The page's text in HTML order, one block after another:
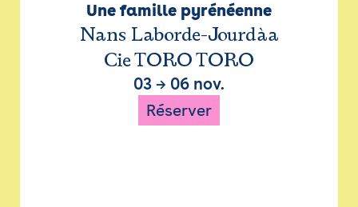
Une famille pyrénéenne
Nans Laborde-Jourdàa
Cie TORO TORO
03 → 06 nov.
Réserver